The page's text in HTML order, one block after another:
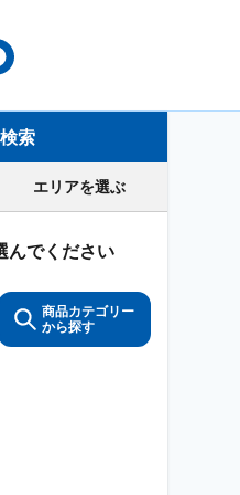
索
エリアを選ぶ
んでください
商品カテゴリー
から探す